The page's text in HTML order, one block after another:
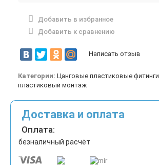
Добавить в избранное
Добавить к сравнению
Написать отзыв
Категории: Цанговые пластиковые фитинги
пластиковый монтаж
Доставка и оплата
Оплата:
безналичный расчёт